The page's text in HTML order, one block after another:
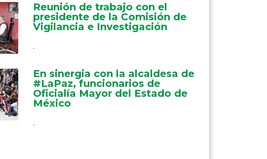
Reunión de trabajo con el
presidente de la Comisión de
Vigilancia e Investigación
.
En sinergia con la alcaldesa de
#LaPaz, funcionarios de
Oficialía Mayor del Estado de
México
.